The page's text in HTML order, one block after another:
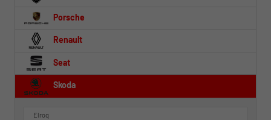
Porsche
Renault
Seat
Skoda
Elroq